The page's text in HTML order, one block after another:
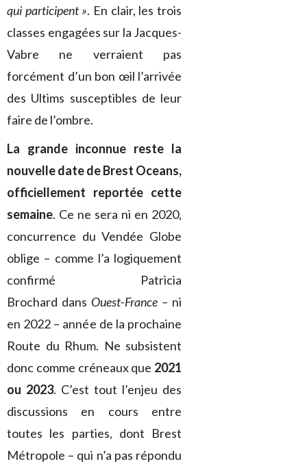
qui participent ». En clair, les trois
classes engagées sur la Jacques-
Vabre ne verraient pas
forcément d’un bon œil l’arrivée
des Ultims susceptibles de leur
faire de l’ombre.
La grande inconnue reste la
nouvelle date de Brest Oceans,
officiellement reportée cette
semaine. Ce ne sera ni en 2020,
concurrence du Vendée Globe
oblige – comme l’a logiquement
confirmé Patricia
Brochard dans Ouest-France – ni
en 2022 – année de la prochaine
Route du Rhum. Ne subsistent
donc comme créneaux que 2021
ou 2023. C’est tout l’enjeu des
discussions en cours entre
toutes les parties, dont Brest
Métropole – qui n’a pas répondu